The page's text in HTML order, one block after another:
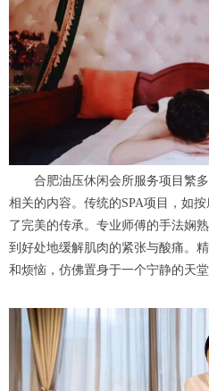
合肥油压休闲会所服务项目繁多
相关的内容。传统的SPA项目，如
了完美的传承。专业师傅的手法娴
到好处地缓解肌肉的紧张与酸痛。
和烦恼，仿佛置身于一个宁静的天堂